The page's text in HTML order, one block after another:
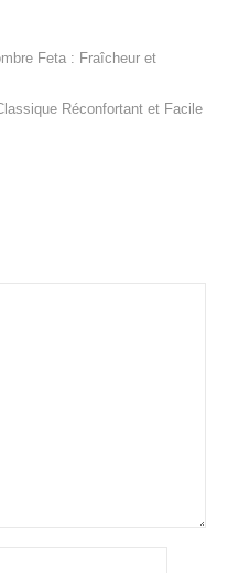
Feta : Fraîcheur et
Réconfortant et Facile